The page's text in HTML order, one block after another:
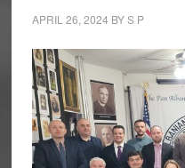
APRIL 26, 2024 BYS P